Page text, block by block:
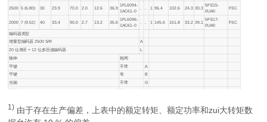
2500 5 (6.80) 30 23.9 70.0 2.0 12.6 36.9
1FL6094-
1AC61-0
. . 1 96.4 102.6 24.3 30.3
5FE15-
0UA0
FSC
2000 7 (9.52) 40 33.4 90.0 2.7 13.2 35.6
1FL6096-
1AC61-0
. . 1 145.6 151.8 33.2 39.1
5FE17-
0UA0
FSC
编码器类型
增量型编码器 2500 S/R
A
20 位单匝 + 12 位多匝值编码器
L
轴伸
抱闸
平键
不带
A
平键
有
B
光轴
不带
G
1) 由于存在生产偏差，上表中的额定转矩、额定功率和zui大转矩数